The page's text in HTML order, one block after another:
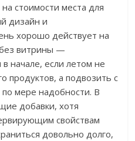
стоимости места для
дизайн и
хорошо действует на
витрины —
начале, если летом не
продуктов, а подвозить с
мере надобности. В
добавки, хотя
свойствам
довольно долго,